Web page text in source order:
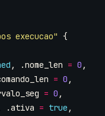
execucao" {
, .nome_len = 0 ,
= 0 ,
= 0 ,
.ativa = true ,